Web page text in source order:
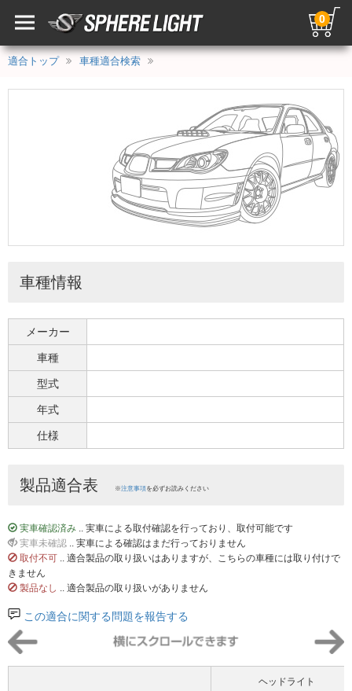
0
適合トップ 車種適合検索
車種情報
メーカー
車種
型式
年式
仕様
製品適合表 ※注意事項を必ずお読みください
実車確認済み .. 実車による取付確認を行っており、取付可能です
実車未確認 .. 実車による確認はまだ行っておりません
取付不可 .. 適合製品の取り扱いはありますが、こちらの車種には取り付けで
きません
製品なし .. 適合製品の取り扱いがありません
この適合に関する問題を報告する
ヘッドライト